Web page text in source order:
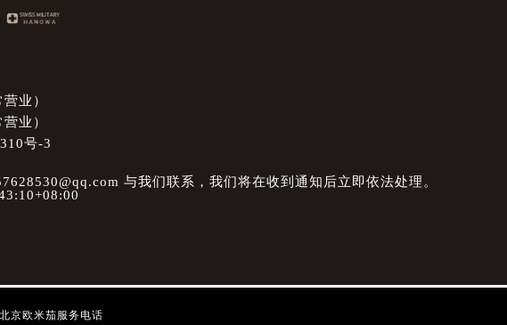
业）
业）
号-3
与我们联系，我们将在收到通知后立即依法处理。
北京欧米茄服务电话